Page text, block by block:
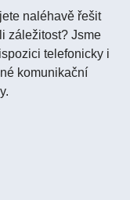
naléhavě řešit
záležitost? Jsme
telefonicky i
komunikační